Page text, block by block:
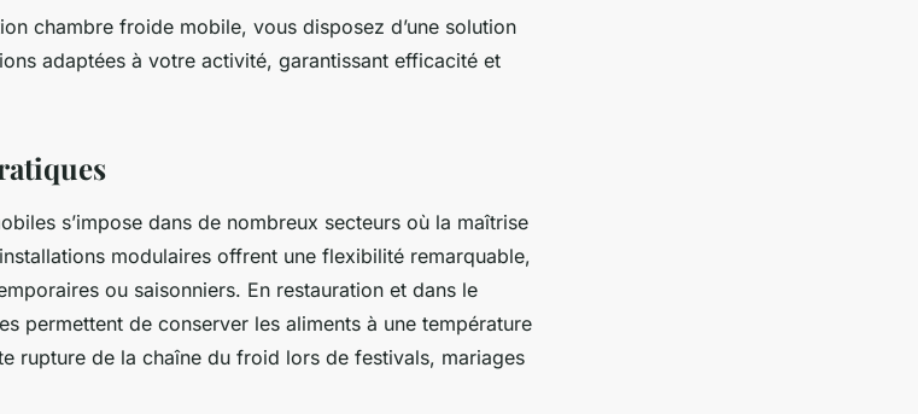
chambre froide mobile, vous disposez d’une solution
adaptées à votre activité, garantissant efficacité et
s’impose dans de nombreux secteurs où la maîtrise
modulaires offrent une flexibilité remarquable,
ou saisonniers. En restauration et dans le
permettent de conserver les aliments à une température
rupture de la chaîne du froid lors de festivals, mariages